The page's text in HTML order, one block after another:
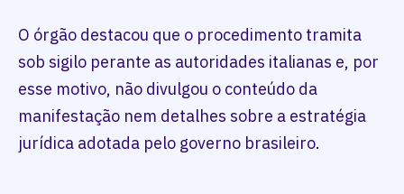
O órgão destacou que o procedimento tramita
sob sigilo perante as autoridades italianas e, por
esse motivo, não divulgou o conteúdo da
manifestação nem detalhes sobre a estratégia
jurídica adotada pelo governo brasileiro.